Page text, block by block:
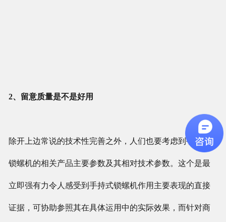
2、留意质量是不是好用
除开上边常说的技术性完善之外，人们也要考虑到手持式
锁螺机的相关产品主要参数及其相对技术参数。这个是最
立即强有力令人感受到手持式锁螺机作用主要表现的直接
证据，可协助参照其在具体运用中的实际效果，而针对商